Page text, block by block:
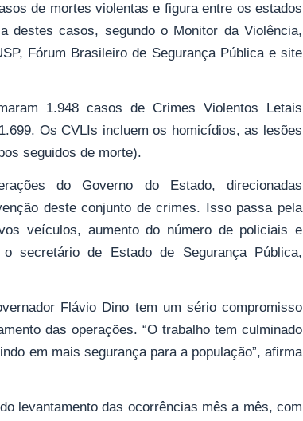
de mortes violentas e figura entre os estados
destes casos, segundo o Monitor da Violência,
Fórum Brasileiro de Segurança Pública e site
1.948 casos de Crimes Violentos Letais
Os CVLIs incluem os homicídios, as lesões
seguidos de morte).
do Governo do Estado, direcionadas
deste conjunto de crimes. Isso passa pela
veículos, aumento do número de policiais e
secretário de Estado de Segurança Pública,
Flávio Dino tem um sério compromisso
das operações. “O trabalho tem culminado
em mais segurança para a população”, afirma
levantamento das ocorrências mês a mês, com